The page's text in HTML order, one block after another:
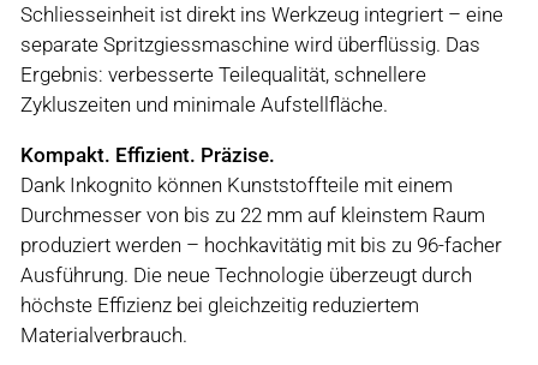
Schliesseinheit ist direkt ins Werkzeug integriert – eine
separate Spritzgiessmaschine wird überflüssig. Das
Ergebnis: verbesserte Teilequalität, schnellere
Zykluszeiten und minimale Aufstellfläche.
Kompakt. Effizient. Präzise.
Dank Inkognito können Kunststoffteile mit einem
Durchmesser von bis zu 22 mm auf kleinstem Raum
produziert werden – hochkavitätig mit bis zu 96-facher
Ausführung. Die neue Technologie überzeugt durch
höchste Effizienz bei gleichzeitig reduziertem
Materialverbrauch.